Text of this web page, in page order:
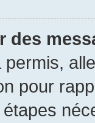
des
permis,
pour